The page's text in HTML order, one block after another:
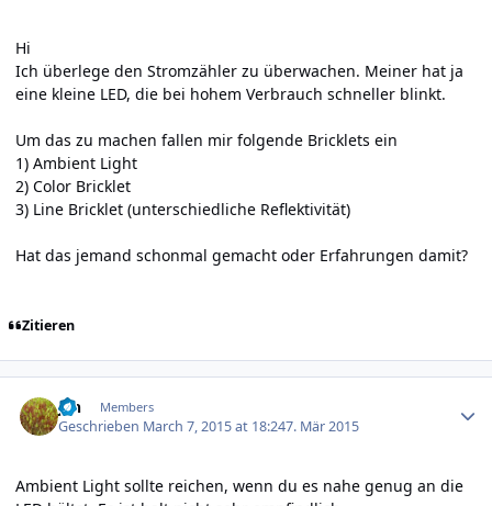
Hi
Ich überlege den Stromzähler zu überwachen. Meiner hat ja
eine kleine LED, die bei hohem Verbrauch schneller blinkt.
Um das zu machen fallen mir folgende Bricklets ein
1) Ambient Light
2) Color Bricklet
3) Line Bricklet (unterschiedliche Reflektivität)
Hat das jemand schonmal gemacht oder Erfahrungen damit?
Zitieren
jan Members
Geschrieben March 7, 2015 at 18:247. Mär 2015
Ambient Light sollte reichen, wenn du es nahe genug an die